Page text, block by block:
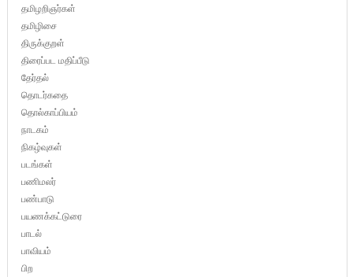
தமிழறிஞர்கள்
தமிழிசை
திருக்குறள்
திரைப்பட மதிப்பீடு
தேர்தல்
தொடர்கதை
தொல்காப்பியம்
நாடகம்
நிகழ்வுகள்
படங்கள்
பணிமலர்
பண்பாடு
பயணக்கட்டுரை
பாடல்
பாவியம்
பிற